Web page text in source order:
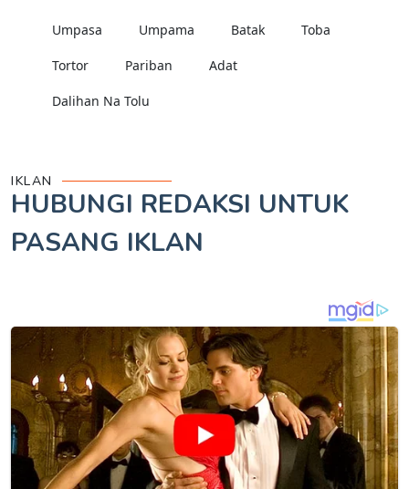
Umpasa Umpama Batak Toba
Tortor Pariban Adat
Dalihan Na Tolu
IKLAN
HUBUNGI REDAKSI UNTUK
PASANG IKLAN